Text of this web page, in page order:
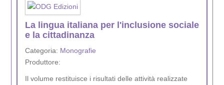
La lingua italiana per l'inclusione sociale
e la cittadinanza
Categoria: Monografie
Produttore:
Il volume restituisce i risultati delle attività realizzate